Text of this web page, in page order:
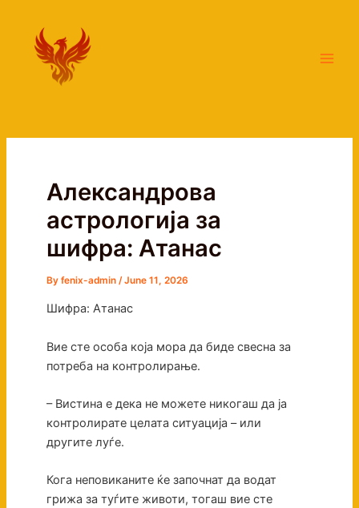
content
Александрова
астрологија за
шифра: Атанас
By fenix-admin /June 11, 2026
Шифра: Атанас
Вие сте особа која мора да биде свесна за
потреба на контролирање.
– Вистина е дека не можете никогаш да ја
контролирате целата ситуација – или
другите луѓе.
Кога неповиканите ќе започнат да водат
грижа за туѓите животи, тогаш вие сте